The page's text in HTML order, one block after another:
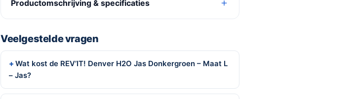
Productomschrijving & specificaties
Veelgestelde vragen
Wat kost de REV’IT! Denver H2O Jas Donkergroen – Maat L
– Jas?